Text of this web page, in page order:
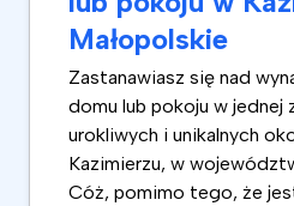
Małopolskie
Zastanawiasz się nad
domu lub pokoju w jednej
urokliwych i unikalnych
Kazimierzu, w
Cóż, pomimo tego, że